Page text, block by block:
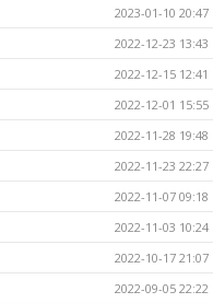
2023-01-10 20:47
2022-12-23 13:43
2022-12-15 12:41
2022-12-01 15:55
2022-11-28 19:48
2022-11-23 22:27
2022-11-07 09:18
2022-11-03 10:24
2022-10-17 21:07
2022-09-05 22:22